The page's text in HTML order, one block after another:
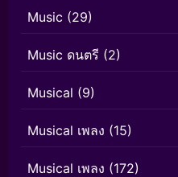
Music (29)
Music ดนตรี (2)
Musical (9)
Musical เพลง (15)
Musical เพลง (172)